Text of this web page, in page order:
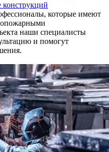
конструкций
которые имеют
наши специалисты
и помогут